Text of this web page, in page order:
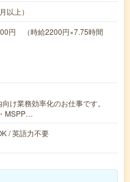
以上）
円 （時給2200円×7.75時間
け業務効率化のお仕事です。
MSPP…
/ 英語力不要